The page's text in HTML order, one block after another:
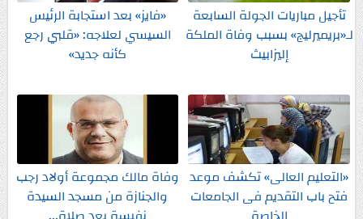
تأجيل مباريات الجولة السابعة
لـ«بريميرليج» بسبب وفاة الملكة
إليزابيث
«فايز» بعد استجابة الرئيس
السيسي لعلاجه: «قلبي رجع
كأنه جديد»
«التعليم العالى» تكشف موعد
فتح باب التقديم فى الجامعات
وفاة مالك مجموعة أولاد رجب
والجنازة من مسجد السيدة